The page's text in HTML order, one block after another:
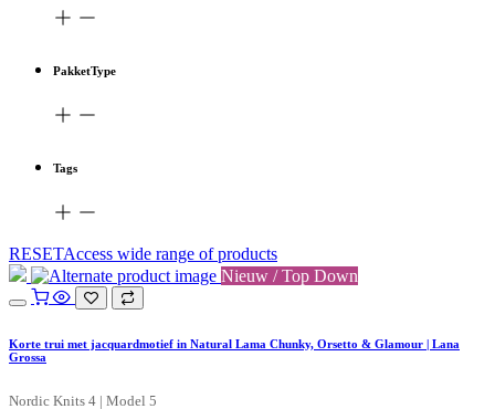
PakketType
Tags
RESETAccess wide range of products
Nieuw / Top Down
Korte trui met jacquardmotief in Natural Lama Chunky, Orsetto & Glamour | Lana
Grossa
Nordic Knits 4 | Model 5